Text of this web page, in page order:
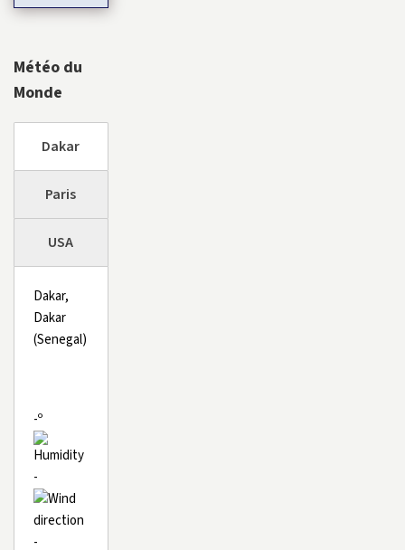
Météo du
Monde
Dakar
Paris
USA
Dakar,
Dakar
(Senegal)
-º
-
-